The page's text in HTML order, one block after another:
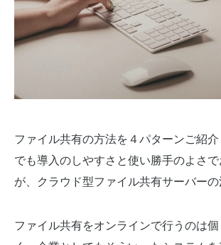
ファイル共有の方法を４パターンご紹
でも導入のしやすさと使い勝手のよさ
が、クラウド型ファイル共有サーバーの
ファイル共有をオンラインで行うのは